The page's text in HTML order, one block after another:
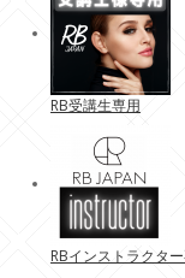
RB受講生専用
RBインストラクタ